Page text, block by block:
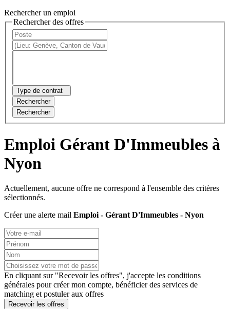
Rechercher un emploi
Rechercher des offres
Type de contrat
Rechercher
Rechercher
Emploi Gérant D'Immeubles à
Nyon
Actuellement, aucune offre ne correspond à l'ensemble des critères
sélectionnés.
Créer une alerte mail Emploi - Gérant D'Immeubles - Nyon
En cliquant sur "Recevoir les offres", j'accepte les conditions
générales pour créer mon compte, bénéficier des services de
matching et postuler aux offres
Recevoir les offres